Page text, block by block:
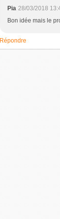
Pia 28/03/2018
Bon idée mais le
Répondre